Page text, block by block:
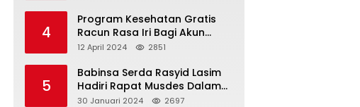
4
Program Kesehatan Gratis
Racun Rasa Iri Bagi Akun
Palsu Medsos
12 April 2024 2851
5
Babinsa Serda Rasyid Lasim
Hadiri Rapat Musdes Dalam
Pebahasan RAPBDES Bereliku
30 Januari 2024 2697